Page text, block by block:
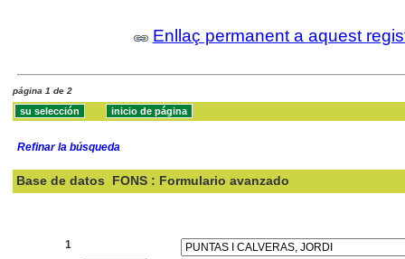
Enllaç permanent a aquest
página 1 de 2
Refinar la búsqueda
Base de datos FONS : Formulario avanzado
1